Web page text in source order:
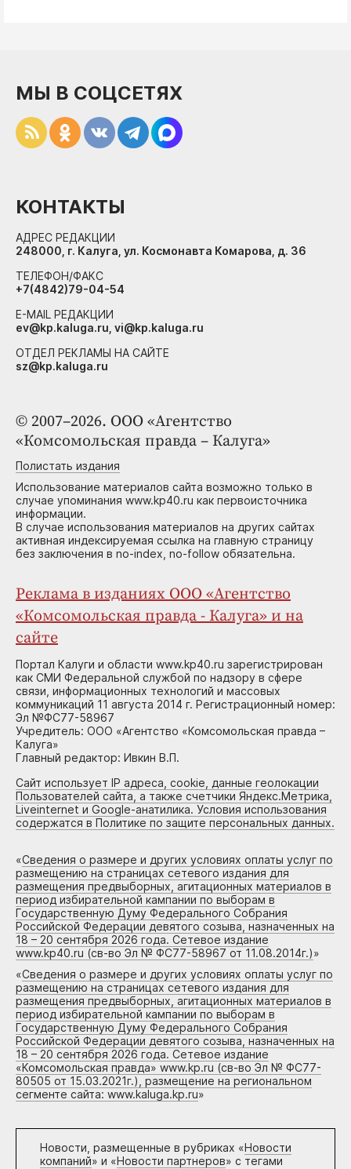
© 2007–2026. ООО «Агентство
«Комсомольская правда – Калуга»
Полистать издания
Использование материалов сайта возможно только в
случае упоминания www.kp40.ru как первоисточника
информации.
В случае использования материалов на других сайтах
активная индексируемая ссылка на главную страницу
без заключения в no-index, no-follow обязательна.
Реклама в изданиях ООО «Агентство
«Комсомольская правда - Калуга» и на
сайте
Портал Калуги и области www.kp40.ru зарегистрирован
как СМИ Федеральной службой по надзору в сфере
связи, информационных технологий и массовых
коммуникаций 11 августа 2014 г. Регистрационный номер:
Эл №ФС77-58967
Учредитель: ООО «Агентство «Комсомольская правда –
Калуга»
Главный редактор: Ивкин В.П.
Сайт использует IP адреса, cookie, данные геолокации
Пользователей сайта, а также счетчики Яндекс.Метрика,
Liveinternet и Google-анатилика. Условия использования
содержатся в Политике по защите персональных данных.
«Сведения о размере и других условиях оплаты услуг по
размещению на страницах сетевого издания для
размещения предвыборных, агитационных материалов в
период избирательной кампании по выборам в
Государственную Думу Федерального Собрания
Российской Федерации девятого созыва, назначенных на
18 – 20 сентября 2026 года. Сетевое издание
www.kp40.ru (св-во Эл № ФС77-58967 от 11.08.2014г.)»
«Сведения о размере и других условиях оплаты услуг по
размещению на страницах сетевого издания для
размещения предвыборных, агитационных материалов в
период избирательной кампании по выборам в
Государственную Думу Федерального Собрания
Российской Федерации девятого созыва, назначенных на
18 – 20 сентября 2026 года. Сетевое издание
«Комсомольская правда» www.kp.ru (св-во Эл № ФС77-
80505 от 15.03.2021г.), размещение на региональном
сегменте сайта: www.kaluga.kp.ru»
Новости, размещенные в рубриках «Новости
компаний» и «Новости партнеров» с тегами
МЫ В СОЦСЕТЯХ
КОНТАКТЫ
АДРЕС РЕДАКЦИИ
248000, г. Калуга, ул. Космонавта Комарова, д. 36
ТЕЛЕФОН/ФАКС
+7(4842)79-04-54
E-MAIL РЕДАКЦИИ
ev@kp.kaluga.ru, vi@kp.kaluga.ru
ОТДЕЛ РЕКЛАМЫ НА САЙТЕ
sz@kp.kaluga.ru